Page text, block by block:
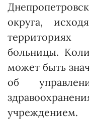
округа,
территориях
больницы.
может быть
об